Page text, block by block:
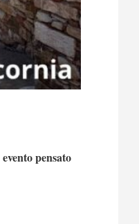
evento pensato